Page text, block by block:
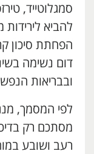
סמגלוטייד,
להביא
הפחתת סיכון
דום נשימה
ובבריאות
לפי המסמך,
מסתכם רק
רעב ושובע